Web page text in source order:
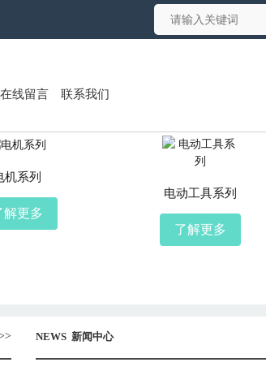
在线留言 联系我们
机系列
解更多
电动工具系列
了解更多
NEWS 新闻中心